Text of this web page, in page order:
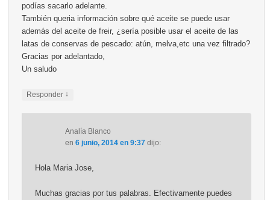
podías sacarlo adelante.
También queria información sobre qué aceite se puede usar
además del aceite de freir, ¿sería posible usar el aceite de las
latas de conservas de pescado: atún, melva,etc una vez filtrado?
Gracias por adelantado,
Un saludo
Responder ↓
Analía Blanco
en 6 junio, 2014 en 9:37 dijo:
Hola Maria Jose,
Muchas gracias por tus palabras. Efectivamente puedes